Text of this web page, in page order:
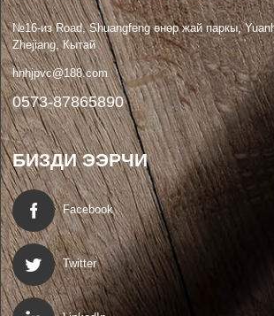
№16-из Road, Shuangfeng өнөр жай паркы,
Zhejiang, Кытай
hnhjpvc@188.com
0573-87865890
БИЗДИ ЭЭРЧИ
Facebook
Twitter